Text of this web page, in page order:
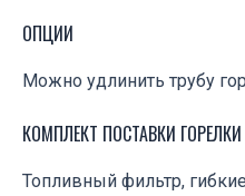
ОПЦИИ
Можно удлинить трубу
КОМПЛЕКТ ПОСТАВКИ ГОРЕЛКИ
Топливный фильтр,